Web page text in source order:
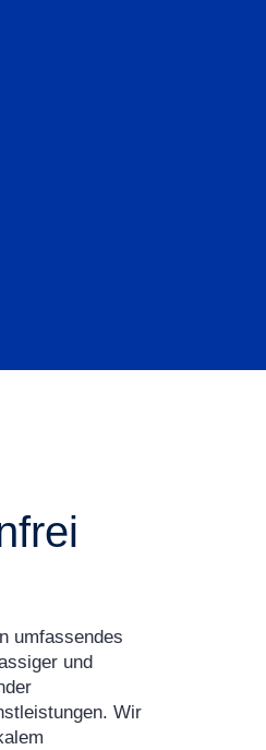
umfassendes
und
Wir